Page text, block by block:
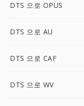
DTS 으로 OPUS
DTS 으로 AU
DTS 으로 CAF
DTS 으로 WV